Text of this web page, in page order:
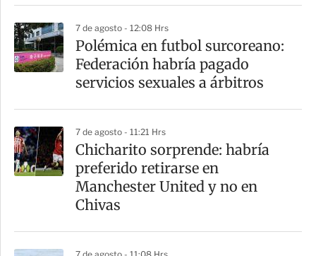
7 de agosto - 12:08 Hrs
Polémica en futbol surcoreano:
Federación habría pagado
servicios sexuales a árbitros
7 de agosto - 11:21 Hrs
Chicharito sorprende: habría
preferido retirarse en
Manchester United y no en
Chivas